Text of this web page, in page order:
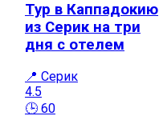
Тур в Каппадокию
из Серик на три
дня с отелем
📍 Серик
4.5
🕒 60